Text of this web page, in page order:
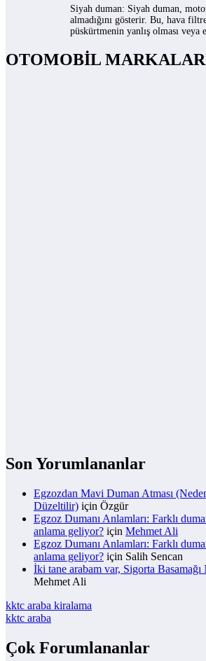
Siyah duman: Siyah duman,
almadığını gösterir. Bu, hava
püskürtmenin yanlış olması veya
OTOMOBİL
Son Yorumlananlar
Egzozdan Mavi Duman Atması
Düzeltilir) için Özgür
Egzoz Dumanı Anlamları: Farklı
anlama geliyor? için Mehmet Ali
Egzoz Dumanı Anlamları: Farklı
anlama geliyor? için Salih Sencan
İki tane arabam var, Sigorta
Mehmet Ali
kktc araba kiralama
kktc araba
Çok Forumlananlar